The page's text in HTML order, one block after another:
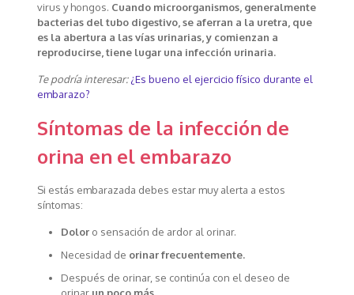
virus y hongos. Cuando microorganismos, generalmente
bacterias del tubo digestivo, se aferran a la uretra, que
es la abertura a las vías urinarias, y comienzan a
reproducirse, tiene lugar una infección urinaria.
Te podría interesar:¿Es bueno el ejercicio físico durante el
embarazo?
Síntomas de la infección de
orina en el embarazo
Si estás embarazada debes estar muy alerta a estos
síntomas:
Dolor o sensación de ardor al orinar.
Necesidad de orinar frecuentemente.
Después de orinar, se continúa con el deseo de